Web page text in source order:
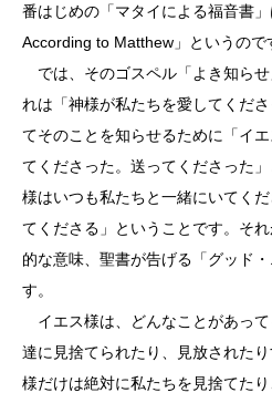
番はじめの「マタイによる福音書
According to Matthew」というので
では、そのゴスペル「よき知ら
れは「神様が私たちを愛してくだ
てそのことを知らせるために「イ
てくださった。送ってくださった
様はいつも私たちと一緒にいてく
てくださる」ということです。そ
的な意味、聖書が告げる「グッド
す。
イエス様は、どんなことがあっ
達に見捨てられたり、見放された
様だけは絶対に私たちを見捨てた